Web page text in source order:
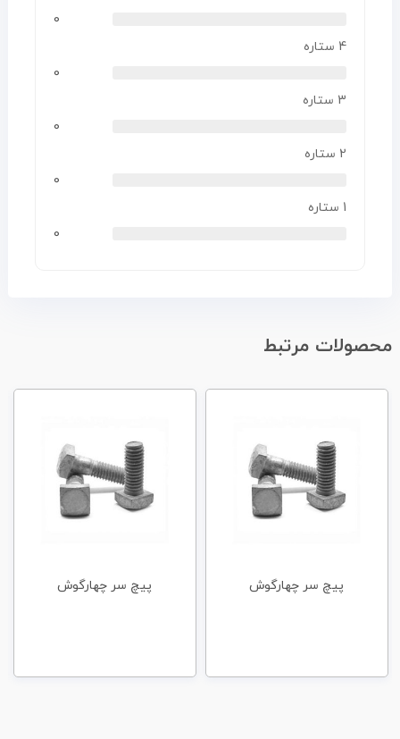
0
4 ستاره
0
3 ستاره
0
2 ستاره
0
1 ستاره
0
محصولات مرتبط
پیچ سر چهارگوش پیچ سر چهارگوش